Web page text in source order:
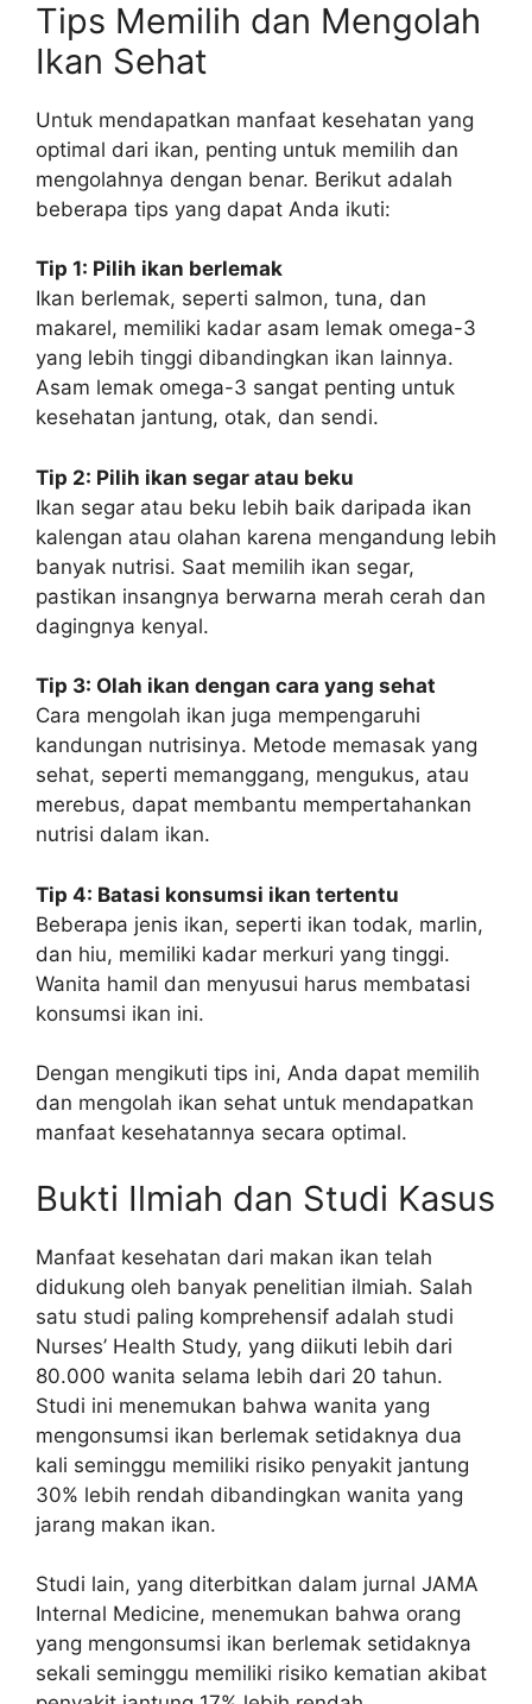
Tips Memilih dan Mengolah
Ikan Sehat
Untuk mendapatkan manfaat kesehatan yang
optimal dari ikan, penting untuk memilih dan
mengolahnya dengan benar. Berikut adalah
beberapa tips yang dapat Anda ikuti:
Tip 1: Pilih ikan berlemak
Ikan berlemak, seperti salmon, tuna, dan
makarel, memiliki kadar asam lemak omega-3
yang lebih tinggi dibandingkan ikan lainnya.
Asam lemak omega-3 sangat penting untuk
kesehatan jantung, otak, dan sendi.
Tip 2: Pilih ikan segar atau beku
Ikan segar atau beku lebih baik daripada ikan
kalengan atau olahan karena mengandung lebih
banyak nutrisi. Saat memilih ikan segar,
pastikan insangnya berwarna merah cerah dan
dagingnya kenyal.
Tip 3: Olah ikan dengan cara yang sehat
Cara mengolah ikan juga mempengaruhi
kandungan nutrisinya. Metode memasak yang
sehat, seperti memanggang, mengukus, atau
merebus, dapat membantu mempertahankan
nutrisi dalam ikan.
Tip 4: Batasi konsumsi ikan tertentu
Beberapa jenis ikan, seperti ikan todak, marlin,
dan hiu, memiliki kadar merkuri yang tinggi.
Wanita hamil dan menyusui harus membatasi
konsumsi ikan ini.
Dengan mengikuti tips ini, Anda dapat memilih
dan mengolah ikan sehat untuk mendapatkan
manfaat kesehatannya secara optimal.
Bukti Ilmiah dan Studi Kasus
Manfaat kesehatan dari makan ikan telah
didukung oleh banyak penelitian ilmiah. Salah
satu studi paling komprehensif adalah studi
Nurses’ Health Study, yang diikuti lebih dari
80.000 wanita selama lebih dari 20 tahun.
Studi ini menemukan bahwa wanita yang
mengonsumsi ikan berlemak setidaknya dua
kali seminggu memiliki risiko penyakit jantung
30% lebih rendah dibandingkan wanita yang
jarang makan ikan.
Studi lain, yang diterbitkan dalam jurnal JAMA
Internal Medicine, menemukan bahwa orang
yang mengonsumsi ikan berlemak setidaknya
sekali seminggu memiliki risiko kematian akibat